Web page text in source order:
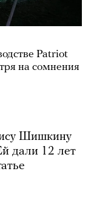
Patriot
на сомнения
Шишкину
дали 12 лет